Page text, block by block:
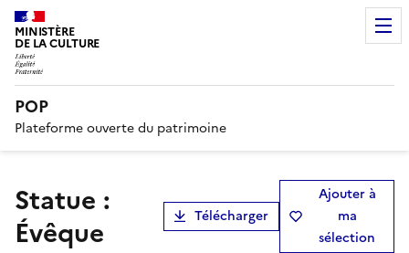
MINISTÈRE
DE LA CULTURE
POP
Plateforme ouverte du patrimoine
statue :
Évêque
Télécharger
Ajouter à
ma
sélection